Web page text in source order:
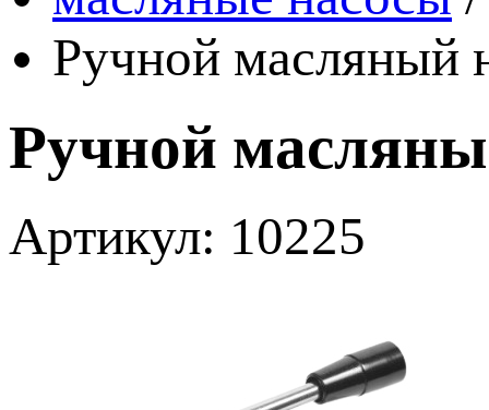
Ручной масляный
Ручной
Артикул: 10225